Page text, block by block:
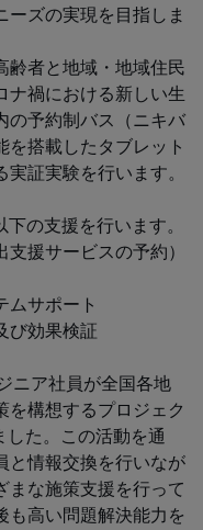
ーズの実現を目指しま
齢者と地域・地域住民
ナ禍における新しい生
の予約制バス（ニキバ
を搭載したタブレット
証実験を行います。
の支援を行います。
援サービスの予約）
サポート
び効果検証
ニア社員が全国各地
を構想するプロジェク
した。この活動を通
と情報交換を行いなが
まな施策支援を行って
も高い問題解決能力を